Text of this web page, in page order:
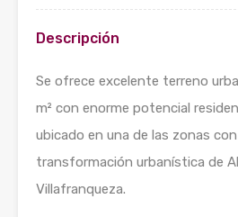
Descripción
Se ofrece excelente terreno
m² con enorme potencial
ubicado en una de las zonas
transformación urbanística de
Villafranqueza.